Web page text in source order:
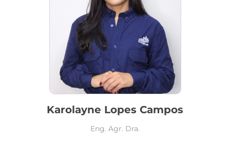
Karolayne Lopes Campos
Eng. Agr. Dra.